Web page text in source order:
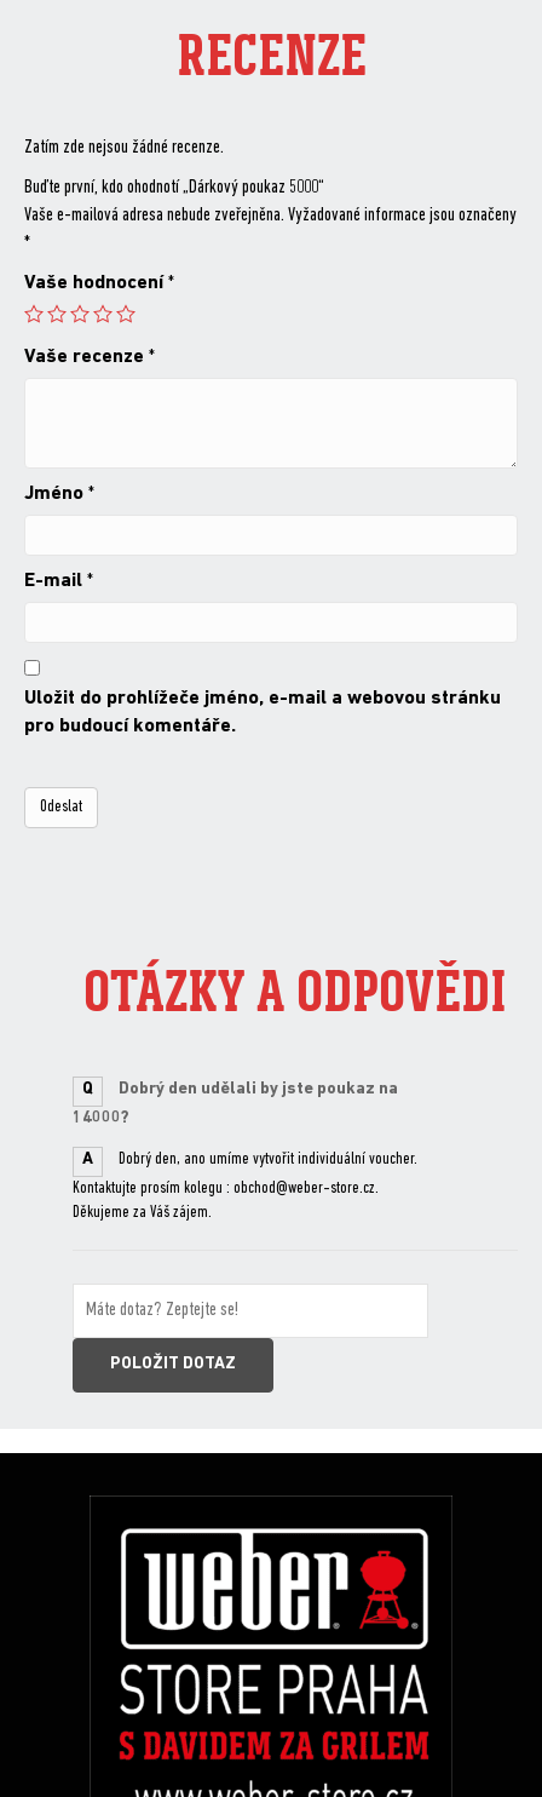
RECENZE
Zatím zde nejsou žádné recenze.
Buďte první, kdo ohodnotí „Dárkový poukaz 5000“
Vaše e-mailová adresa nebude zveřejněna. Vyžadované informace jsou označeny
*
Vaše hodnocení*
Vaše recenze *
Jméno *
E-mail *
Uložit do prohlížeče jméno, e-mail a webovou stránku
pro budoucí komentáře.
OTÁZKY A ODPOVĚDI
Q
Dobrý den udělali by jste poukaz na
14000?
A
Dobrý den, ano umíme vytvořit individuální voucher.
Kontaktujte prosím kolegu : obchod@weber-store.cz.
Děkujeme za Váš zájem.